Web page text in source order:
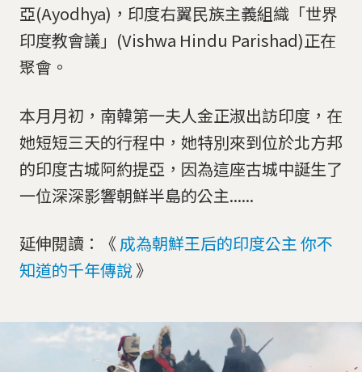
亞(Ayodhya)，印度右翼民族主義組織「世界
印度教會議」(Vishwa Hindu Parishad)正在
聚會。
本月月初，南韓第一夫人金正淑出訪印度，在
她短短三天的行程中，她特別來到位於北方邦
的印度古城阿約提亞，因為這座古城中誕生了
一位深深影響朝鮮半島的公主......
延伸閱讀：《 成為朝鮮王后的印度公主 你不
知道的千年傳說》